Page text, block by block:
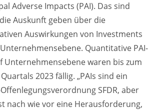
Adverse Impacts (PAI). Das sind
Auskunft geben über die
Auswirkungen von Investments
Quantitative PAI-
Unternehmensebene waren bis zum
2023 fällig. „PAIs sind ein
SFDR, aber
nach wie vor eine Herausforderung,